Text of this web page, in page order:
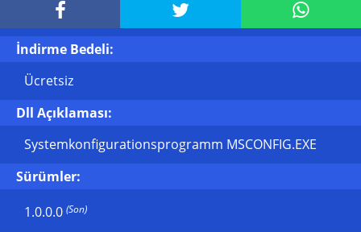
  
İndirme Bedeli:
Ücretsiz
Dll Açıklaması:
Systemkonfigurationsprogramm MSCONFIG.EXE
Sürümler:
1.0.0.0 (Son)